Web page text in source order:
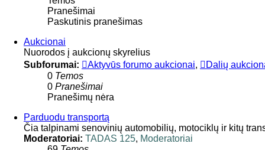
Pranešimai
Paskutinis pranešimas
Aukcionai
Nuorodos į aukcionų skyrelius
Subforumai:
Aktyvūs forumo aukcionai, Dalių
0 Temos
0 Pranešimai
Pranešimų nėra
Parduodu transportą
Čia talpinami senovinių automobilių, motociklų ir kitų
Moderatoriai: TADAS 125, Moderatoriai